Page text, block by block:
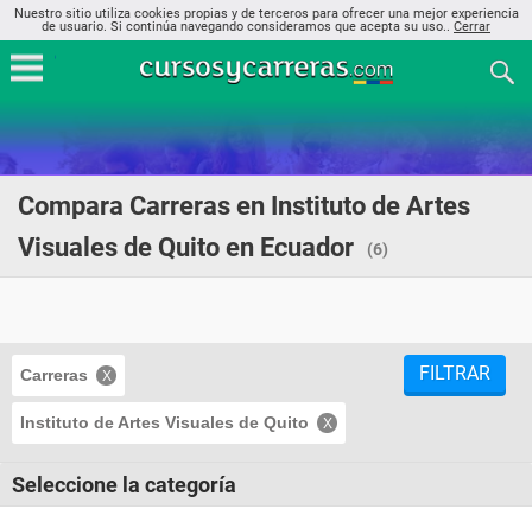
Nuestro sitio utiliza cookies propias y de terceros para ofrecer una mejor experiencia
de usuario. Si continúa navegando consideramos que acepta su uso.. Cerrar
Compara Carreras en Instituto de Artes
Visuales de Quito en Ecuador
(6)
Carreras
Instituto de Artes Visuales de Quito
FILTRAR
Seleccione la categoría